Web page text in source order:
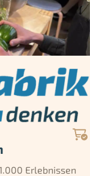
Erlebnissen